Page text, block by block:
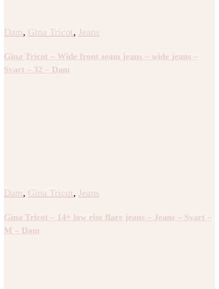
Dam, Gina Tricot, Jeans
Gina Tricot – Wide front seam jeans – wide jeans –
Svart – 32 – Dam
Dam, Gina Tricot, Jeans
Gina Tricot – 14+ low rise flare jeans – Jeans – Svart –
M – Dam